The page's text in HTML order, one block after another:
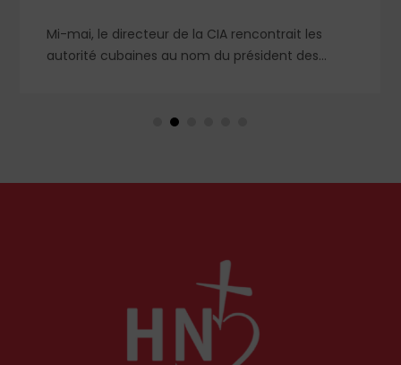
Mi-mai, le directeur de la CIA rencontrait les
autorité cubaines au nom du président des
de gouvernance, dans la lignée du Vénézuela et